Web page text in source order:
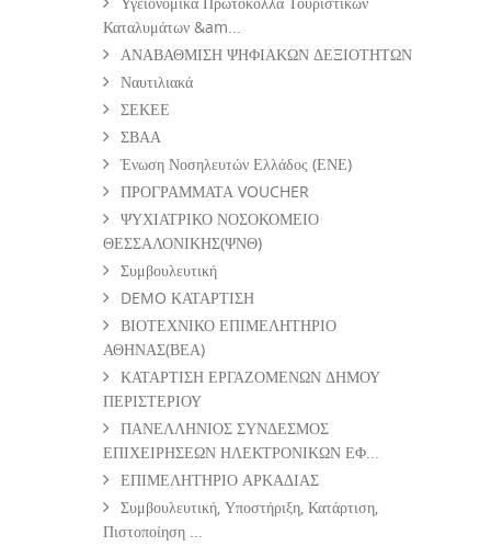
Καταλυμάτων &am...
ΑΝΑΒΑΘΜΙΣΗ ΨΗΦΙΑΚΩΝ ΔΕΞΙΟΤΗΤΩΝ
Ναυτιλιακά
ΣΕΚΕΕ
ΣΒΑΑ
Ένωση Νοσηλευτών Ελλάδος (ΕΝΕ)
ΠΡΟΓΡΑΜΜΑΤΑ VOUCHER
ΨΥΧΙΑΤΡΙΚΟ ΝΟΣΟΚΟΜΕΙΟ
ΘΕΣΣΑΛΟΝΙΚΗΣ(ΨΝΘ)
Συμβουλευτική
DEMO ΚΑΤΑΡΤΙΣΗ
ΒΙΟΤΕΧΝΙΚΟ ΕΠΙΜΕΛΗΤΗΡΙΟ
ΑΘΗΝΑΣ(ΒΕΑ)
ΚΑΤΑΡΤΙΣΗ ΕΡΓΑΖΟΜΕΝΩΝ ΔΗΜΟΥ
ΠΕΡΙΣΤΕΡΙΟΥ
ΠΑΝΕΛΛΗΝΙΟΣ ΣΥΝΔΕΣΜΟΣ
ΕΠΙΧΕΙΡΗΣΕΩΝ ΗΛΕΚΤΡΟΝΙΚΩΝ ΕΦ...
ΕΠΙΜΕΛΗΤΗΡΙΟ ΑΡΚΑΔΙΑΣ
Συμβουλευτική, Υποστήριξη, Κατάρτιση,
Πιστοποίηση ...